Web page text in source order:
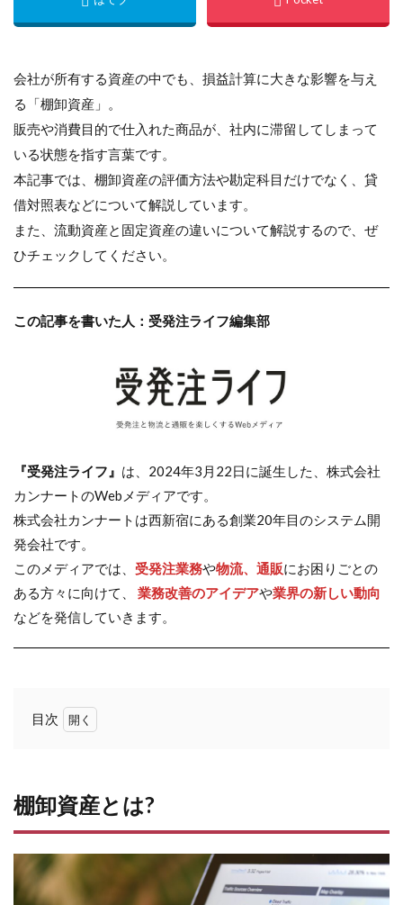
会社が所有する資産の中でも、損益計算に大きな影響を与え
る「棚卸資産」。
販売や消費目的で仕入れた商品が、社内に滞留してしまって
いる状態を指す言葉です。
本記事では、棚卸資産の評価方法や勘定科目だけでなく、貸
借対照表などについて解説しています。
また、流動資産と固定資産の違いについて解説するので、ぜ
ひチェックしてください。
この記事を書いた人：受発注ライフ編集部
『受発注ライフ』 は、2024年3月22日に誕生した、株式会社
カンナートのWebメディアです。
株式会社カンナートは西新宿にある創業20年目のシステム開
発会社です。
このメディアでは、 受発注業務や物流、通販にお困りごとの
ある方々に向けて、 業務改善のアイデアや業界の新しい動向
などを発信していきます。
目次
資
産
と
1.1
棚卸
棚卸資産とは?